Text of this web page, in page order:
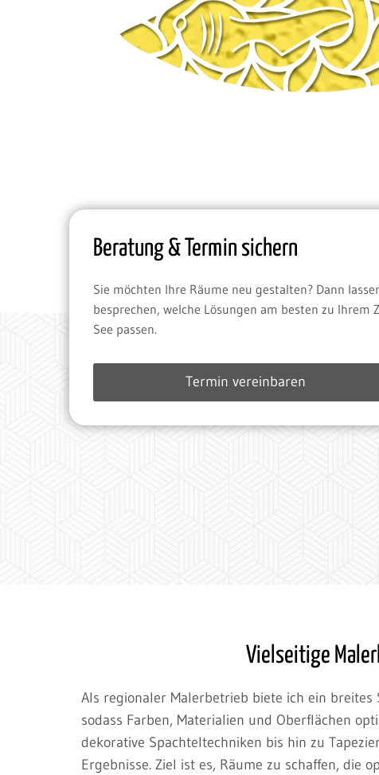
Beratung & Termin sichern
Sie möchten Ihre Räume neu gestalten? Dann
besprechen, welche Lösungen am besten zu Ihrem
See passen.
Termin vereinbaren
Vielseitige
Als regionaler Malerbetrieb biete ich ein
sodass Farben, Materialien und Oberflächen
dekorative Spachteltechniken bis hin zu
Ergebnisse. Ziel ist es, Räume zu schaffen, die